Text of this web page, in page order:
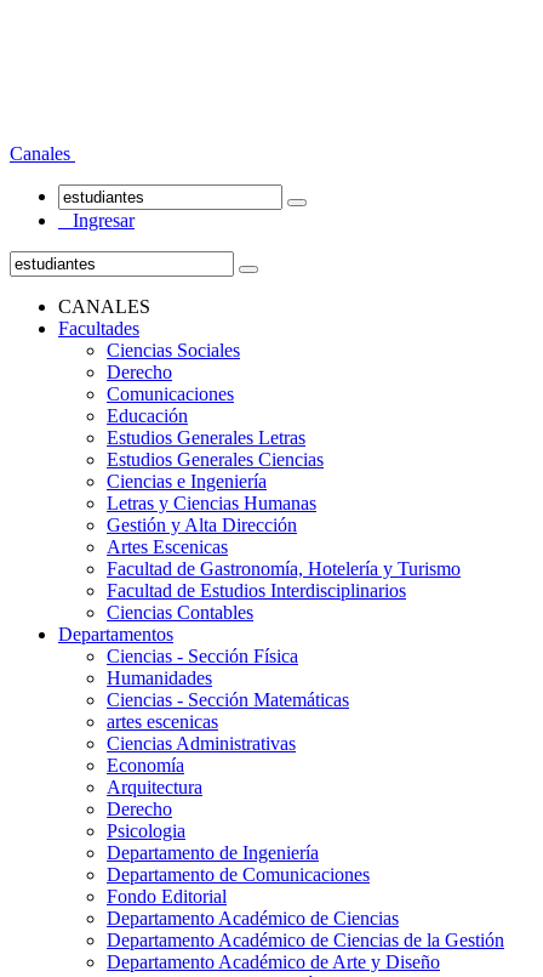
Canales
Ingresar
CANALES
Facultades
Ciencias Sociales
Derecho
Comunicaciones
Educación
Estudios Generales Letras
Estudios Generales Ciencias
Ciencias e Ingeniería
Letras y Ciencias Humanas
Gestión y Alta Dirección
Artes Escenicas
Facultad de Gastronomía, Hotelería y Turismo
Facultad de Estudios Interdisciplinarios
Ciencias Contables
Departamentos
Ciencias - Sección Física
Humanidades
Ciencias - Sección Matemáticas
artes escenicas
Ciencias Administrativas
Economía
Arquitectura
Derecho
Psicologia
Departamento de Ingeniería
Departamento de Comunicaciones
Fondo Editorial
Departamento Académico de Ciencias
Departamento Académico de Ciencias de la Gestión
Departamento Académico de Arte y Diseño